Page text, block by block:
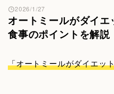
オートミールがダイエ
食事のポイントを解説
2026/1/27
「オートミールがダイエッ